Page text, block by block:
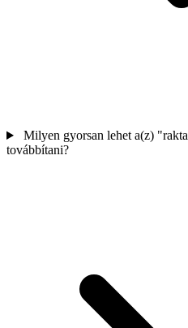
Milyen gyorsan lehet a(z)
továbbítani?